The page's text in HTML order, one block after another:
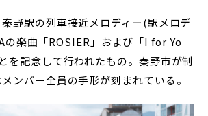
野駅の列車接近メロディー(駅メロデ
の楽曲「ROSIER」および「I for Yo
を記念して行われたもの。秦野市が制
ンバー全員の手形が刻まれている。